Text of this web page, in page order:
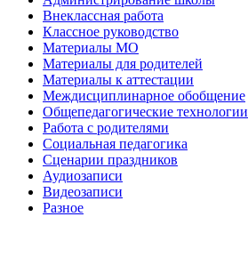
Внеклассная работа
Классное руководство
Материалы МО
Материалы для родителей
Материалы к аттестации
Междисциплинарное обобщение
Общепедагогические технологии
Работа с родителями
Социальная педагогика
Сценарии праздников
Аудиозаписи
Видеозаписи
Разное